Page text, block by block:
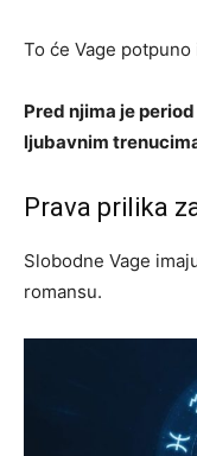
To će Vage
Pred njima je
ljubavnim
Prava prilika
Slobodne Vage
romansu.